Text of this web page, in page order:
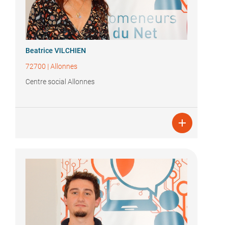
Beatrice VILCHIEN
72700 | Allonnes
Centre social Allonnes
